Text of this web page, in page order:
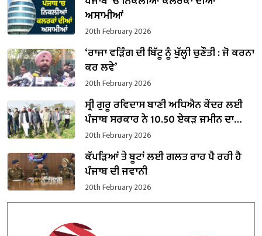
ਅਸਾਮੀਆਂ
20th February 2026
‘ਰਾਜਾ ਵੜਿੰਗ ਦੀ ਬਿੱਟੂ ਨੂੰ ਖੁੱਲ੍ਹੀ ਚੁਣੌਤੀ : ਜੋ ਕਰਨਾ
ਕਰ ਲਵੇ’
20th February 2026
ਸ੍ਰੀ ਗੁਰੂ ਰਵਿਦਾਸ ਬਾਣੀ ਅਧਿਐਨ ਕੇਂਦਰ ਲਈ
ਪੰਜਾਬ ਸਰਕਾਰ ਨੇ 10.50 ਏਕੜ ਜ਼ਮੀਨ ਦਾ
ਕਬਜ਼ਾ ਲਿਆ
20th February 2026
ਕੱਪੜਿਆਂ ਤੇ ਬੂਟਾਂ ਲਈ ਗਲਤ ਰਾਹ ਪੈ ਰਹੀ ਹੈ
ਪੰਜਾਬ ਦੀ ਜਵਾਨੀ
20th February 2026